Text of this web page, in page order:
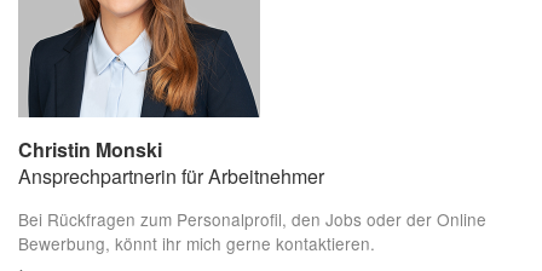
Christin Monski
Ansprechpartnerin für Arbeitnehmer
Bei Rückfragen zum Personalprofil, den Jobs oder der Online
Bewerbung, könnt ihr mich gerne kontaktieren.